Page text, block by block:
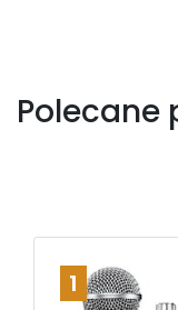
Polecane
1